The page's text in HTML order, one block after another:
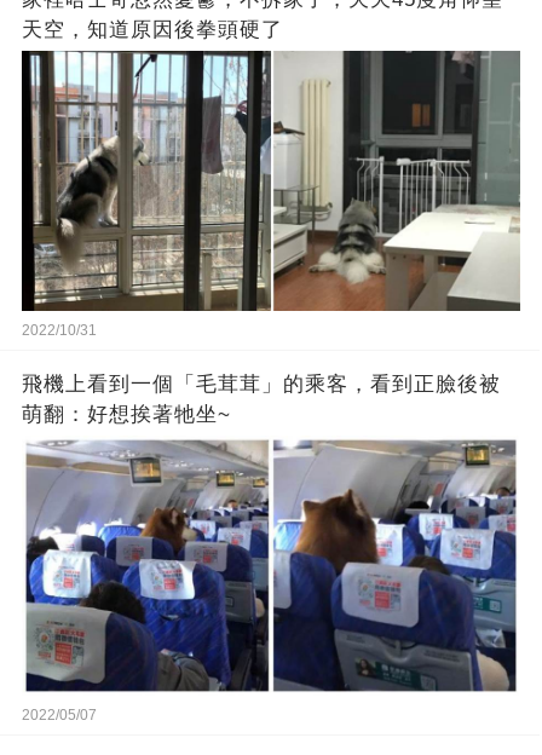
天空，知道原因後拳頭硬了
2022/10/31
飛機上看到一個「毛茸茸」的乘客，看到正臉後被
萌翻：好想挨著牠坐~
2022/05/07